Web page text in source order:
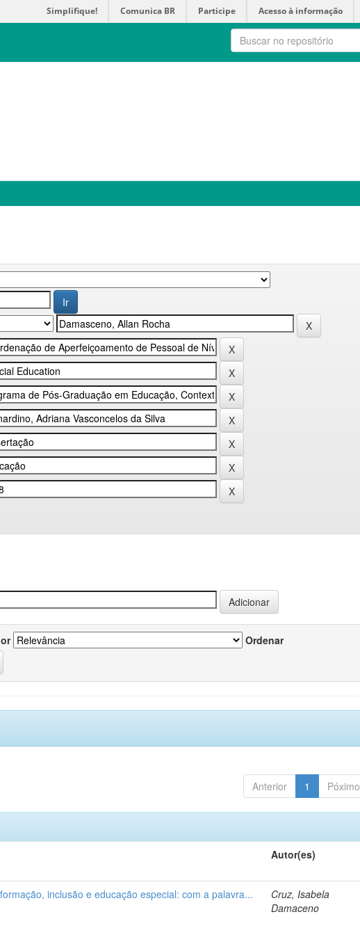
Simplifique! Comunica BR Participe Acesso à informação
Ordenar
Anterior 1 Póximo
Autor(es)
inclusão e educação especial: com a palavra...
Cruz, Isabela
Damaceno